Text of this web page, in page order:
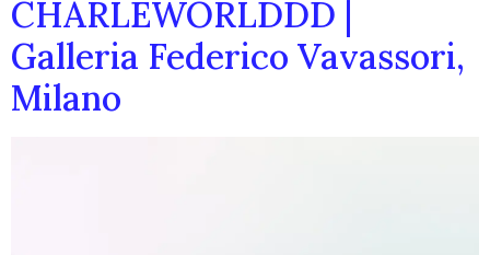
CHARLEWORLDDD |
Galleria Federico Vavassori,
Milano